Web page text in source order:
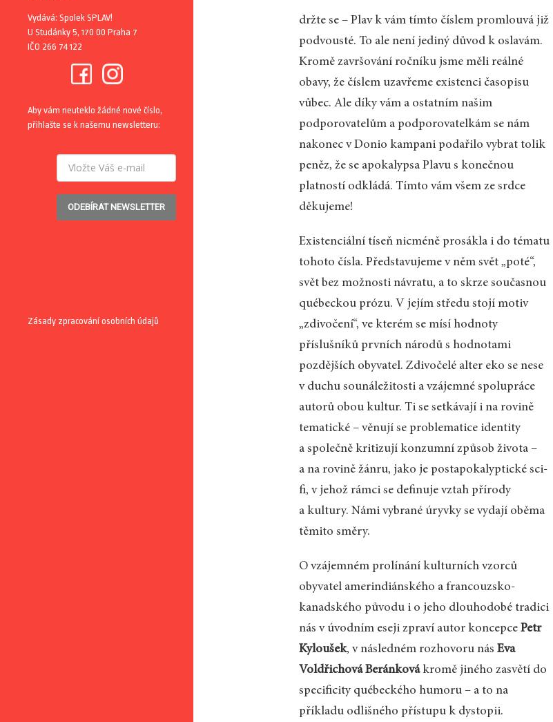
Vydává: Spolek SPLAV!
U Studánky 5, 170 00 Praha 7
IČO 266 74 122
Aby vám neuteklo žádné nové číslo,
přihlašte se k našemu newsletteru:
ODEBÍRAT NEWSLETTER
Zásady zpracování osobních údajů
držte se – Plav k vám tímto číslem promlouvá již
podvousté. To ale není jediný důvod k oslavám.
Kromě završování ročníku jsme měli reálné
obavy, že číslem uzavřeme existenci časopisu
vůbec. Ale díky vám a ostatním našim
podporovatelům a podporovatelkám se nám
nakonec v Donio kampani podařilo vybrat tolik
peněz, že se apokalypsa Plavu s konečnou
platností odkládá. Tímto vám všem ze srdce
děkujeme!
Existenciální tíseň nicméně prosákla i do tématu
tohoto čísla. Představujeme v něm svět „poté“,
svět bez možnosti návratu, a to skrze současnou
québeckou prózu. V jejím středu stojí motiv
„zdivočení“, ve kterém se mísí hodnoty
příslušníků prvních národů s hodnotami
pozdějších obyvatel. Zdivočelé alter eko se nese
v duchu sounáležitosti a vzájemné spolupráce
autorů obou kultur. Ti se setkávají i na rovině
tematické – věnují se problematice identity
a společně kritizují konzumní způsob života –
a na rovině žánru, jako je postapokalyptické sci-
fi, v jehož rámci se definuje vztah přírody
a kultury. Námi vybrané úryvky se vydají oběma
těmito směry.
O vzájemném prolínání kulturních vzorců
obyvatel amerindiánského a francouzsko-
kanadského původu i o jeho dlouhodobé tradici
nás v úvodním eseji zpraví autor koncepcePetr
Kyloušek, v následném rozhovoru násEva
Voldřichová Beránkovákromě jiného zasvětí do
specificity québeckého humoru – a to na
příkladu odlišného přístupu k dystopii.